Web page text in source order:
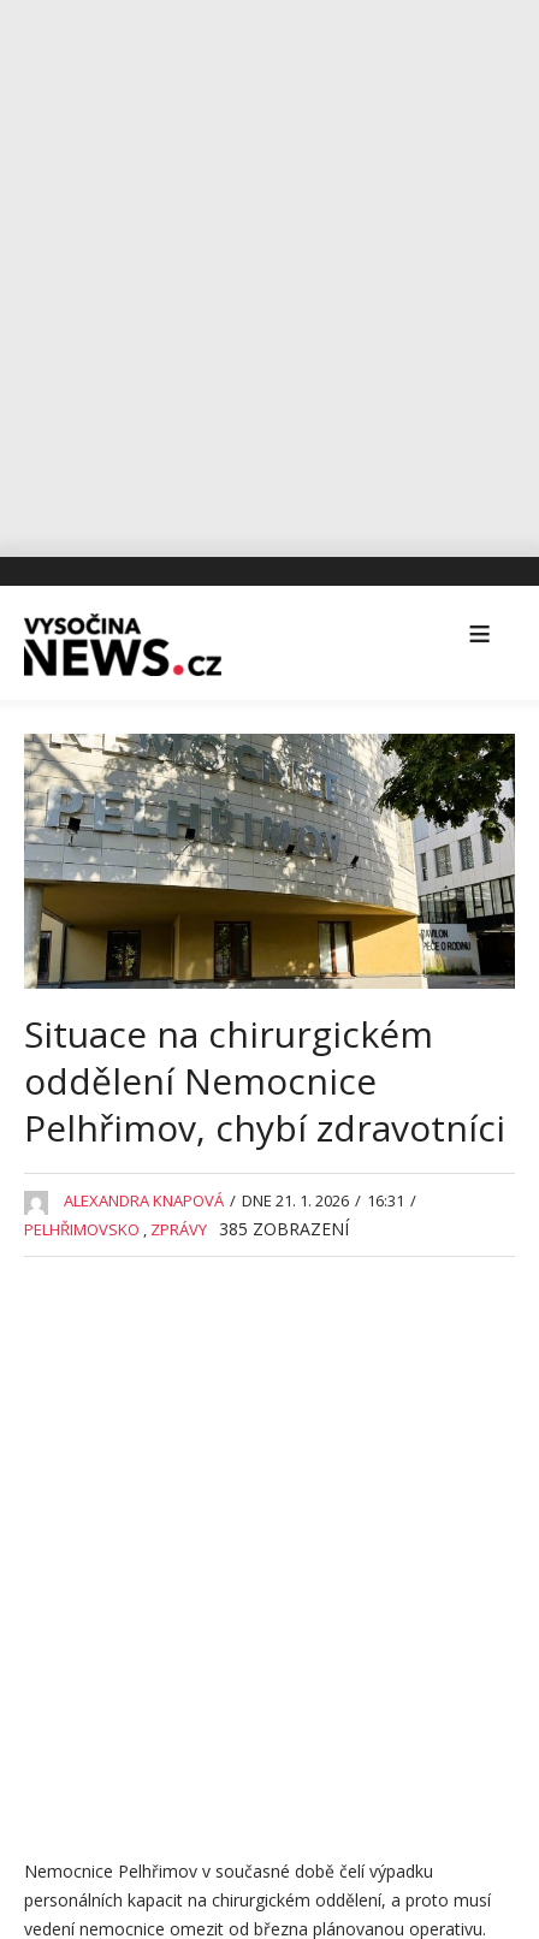
Situace na chirurgickém
oddělení Nemocnice
Pelhřimov, chybí zdravotníci
ALEXANDRA KNAPOVÁ / DNE 21. 1. 2026 / 16:31 /
PELHŘIMOVSKO , ZPRÁVY 385 ZOBRAZENÍ
Nemocnice Pelhřimov v současné době čelí výpadku
personálních kapacit na chirurgickém oddělení, a proto musí
vedení nemocnice omezit od března plánovanou operativu.